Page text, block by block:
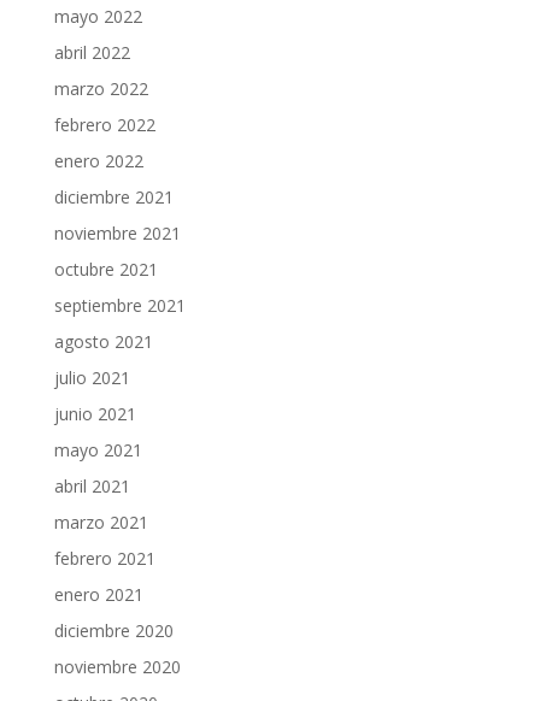
mayo 2022
abril 2022
marzo 2022
febrero 2022
enero 2022
diciembre 2021
noviembre 2021
octubre 2021
septiembre 2021
agosto 2021
julio 2021
junio 2021
mayo 2021
abril 2021
marzo 2021
febrero 2021
enero 2021
diciembre 2020
noviembre 2020